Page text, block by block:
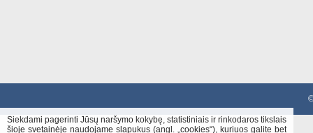
Siekdami pagerinti Jūsų naršymo kokybę, statistiniais ir rinkodaros tikslais
šioje svetainėje naudojame slapukus (angl. „cookies“), kuriuos galite bet